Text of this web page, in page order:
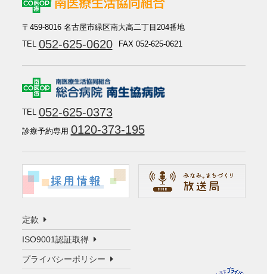
〒459-8016 名古屋市緑区南大高二丁目204番地
TEL 052-625-0620 FAX 052-625-0621
TEL 052-625-0373
診療予約専用 0120-373-195
定款
ISO9001認証取得
プライバシーポリシー